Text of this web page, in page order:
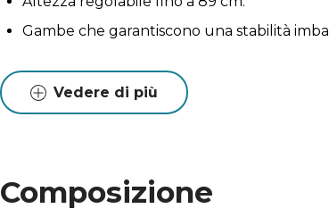
Gambe che garantiscono una stabilità
Vedere di più
Composizione